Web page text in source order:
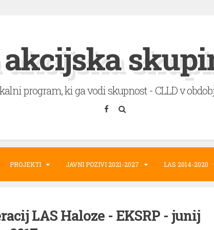
program, ki ga vodi skupnost - CLLD v
PROJEKTI JAVNI POZIVI 2021-2027 LAS 2014-2020
LAS Haloze - EKSRP - junij